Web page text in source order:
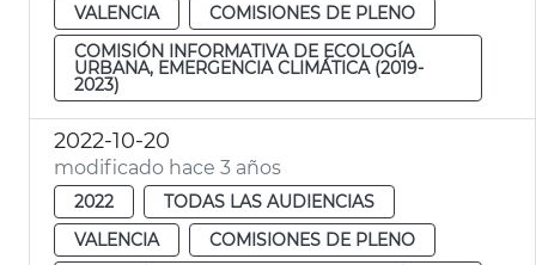
VALENCIA
COMISIONES DE PLENO
COMISIÓN INFORMATIVA DE ECOLOGÍA
URBANA, EMERGENCIA CLIMÁTICA (2019-
2023)
2022-10-20
modificado hace 3 años
2022
TODAS LAS AUDIENCIAS
VALENCIA
COMISIONES DE PLENO